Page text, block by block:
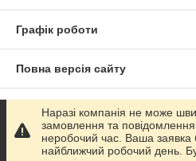
Графік роботи
Повна версія сайту
Сайт створено на маркетплейсі
Політика конфіденційності
Наразі компанія не може
замовлення та
неробочий час. Ваша заявка
найближчий робочий день.